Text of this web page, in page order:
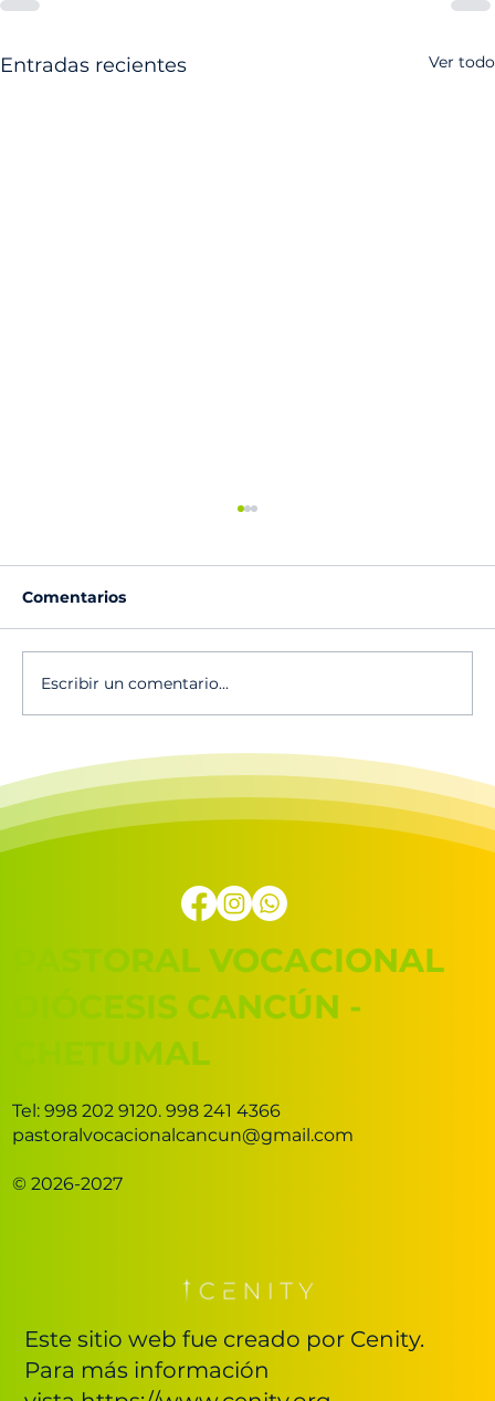
Entradas recientes Ver todo
Calendario de actividades 2025-
2026
Comentarios
Escribir un comentario...
Este sitio web fue creado por Cenity.
Para más información
PASTORAL VOCACIONAL
DIÓCESIS CANCÚN -
CHETUMAL
Tel: 998 202 9120. 998 241 4366
pastoralvocacionalcancun@gmail.com
© 2026-2027